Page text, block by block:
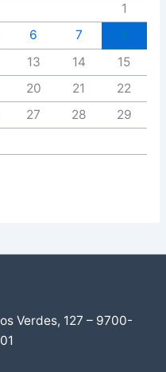
1
6 7
13 14
15
20 21
22
27 28
29
Verdes, 127 – 9700-